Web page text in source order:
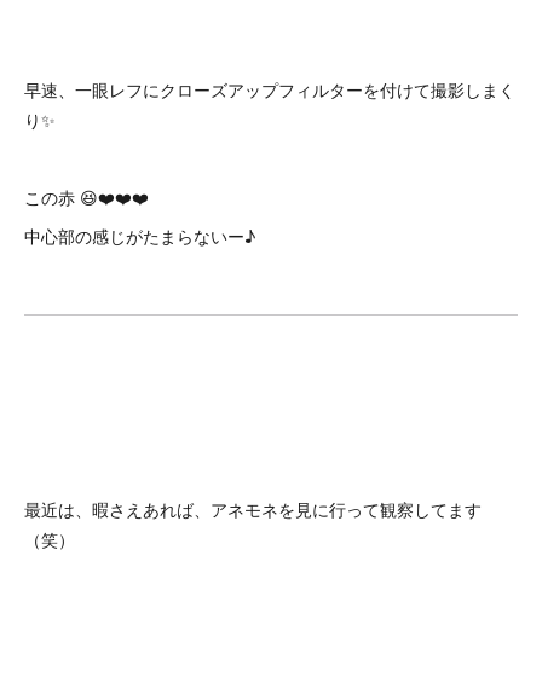
早速、一眼レフにクローズアップフィルターを付けて撮影しまく
り✨
この赤 😆❤️❤️❤️
中心部の感じがたまらないー♪
最近は、暇さえあれば、アネモネを見に行って観察してます
（笑）